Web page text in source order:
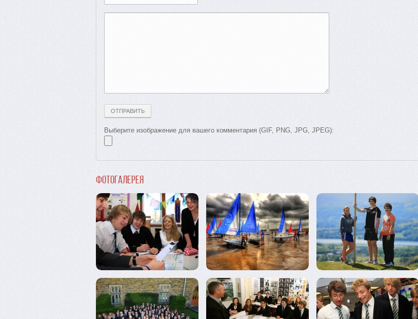
Выберите изображение для вашего комментария (GIF, PNG, JPG, JPEG):
Фотогалерея